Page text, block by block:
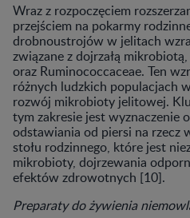
Wraz z rozpoczęciem
przejściem na pokarmy
drobnoustrojów w jelitach
związane z dojrzałą
oraz Ruminococcaceae. Ten
różnych ludzkich populacjach
rozwój mikrobioty jelitowej.
tym zakresie jest wyznaczenie
odstawiania od piersi na rzecz
stołu rodzinnego, które jest
mikrobioty, dojrzewania
efektów zdrowotnych [10].
Preparaty do żywienia